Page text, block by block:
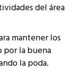
del área
mantener los
por la buena
la poda.